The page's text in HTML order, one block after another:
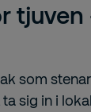
som
sig in i